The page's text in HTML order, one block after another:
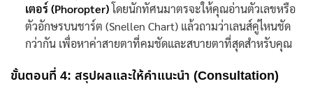
เตอร์ (Phoropter)โดยนักทัศนมาตรจะให้คุณอ่านตัวเลขหรือ
ตัวอักษรบนชาร์ต (Snellen Chart) แล้วถามว่าเลนส์คู่ไหนชัด
กว่ากัน เพื่อหาค่าสายตาที่คมชัดและสบายตาที่สุดสำหรับคุณ
ขั้นตอนที่ 4: สรุปผลและให้คำแนะนำ (Consultation)